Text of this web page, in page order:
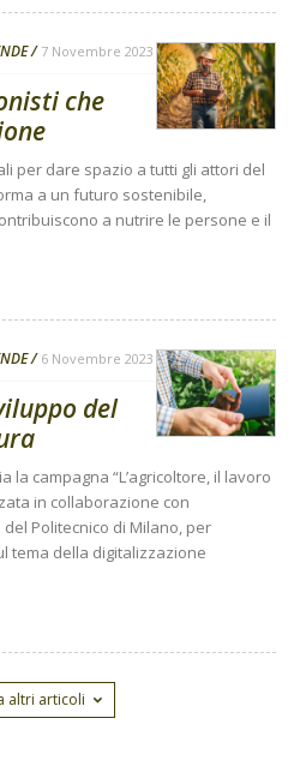
7 Novembre 2023
che
per dare spazio a tutti gli attori del
a un futuro sostenibile,
a nutrire le persone e il
6 Novembre 2023
del
la campagna “L’agricoltore, il lavoro
in collaborazione con
Politecnico di Milano, per
tema della digitalizzazione
altri articoli